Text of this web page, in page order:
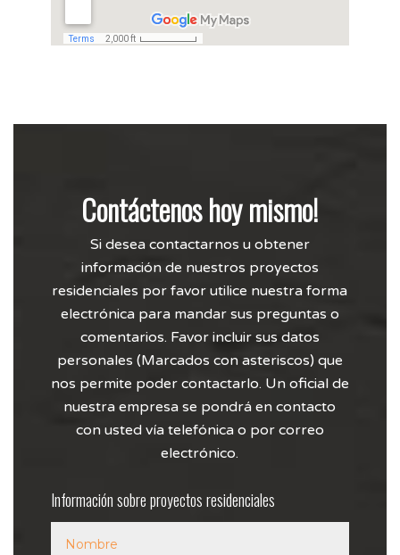
Contáctenos hoy mismo!
Si desea contactarnos u obtener
información de nuestros proyectos
residenciales por favor utilice nuestra forma
electrónica para mandar sus preguntas o
comentarios. Favor incluir sus datos
personales (Marcados con asteriscos) que
nos permite poder contactarlo. Un oficial de
nuestra empresa se pondrá en contacto
con usted vía telefónica o por correo
electrónico.
Información sobre proyectos residenciales